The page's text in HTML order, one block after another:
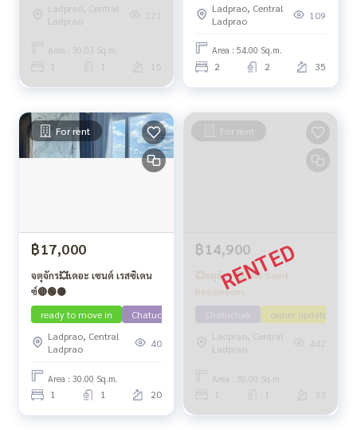
Ladprao, Central
Ladprao
Area : 30.03 Sq.m.
1 1 15
Ladprao, Central
Ladprao
109
Area : 54.00 Sq.m.
2 2 35
For rent
฿17,000
จตุจักร💥เดอะ เซนต์ เรสซิเดน
ซ์🔴🟢🟡
ready to move in
Chatuchak
Ladprao, Central
Ladprao
40
Area : 30.00 Sq.m.
1 1 20
For rent
฿14,900
💥จตุจักร 💥The Saint
Residences
owner update
Ladprao, Central
Ladprao
442
Area : 30.00 Sq.m.
1 1 33